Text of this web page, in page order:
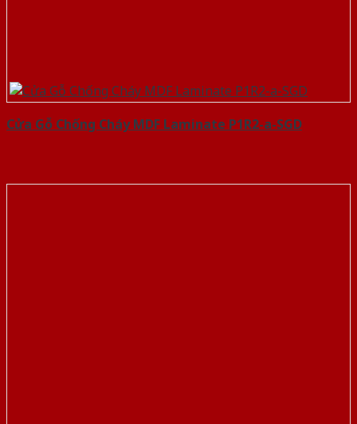
Cửa Gỗ Chống Cháy MDF Laminate P1R2-a-SGD